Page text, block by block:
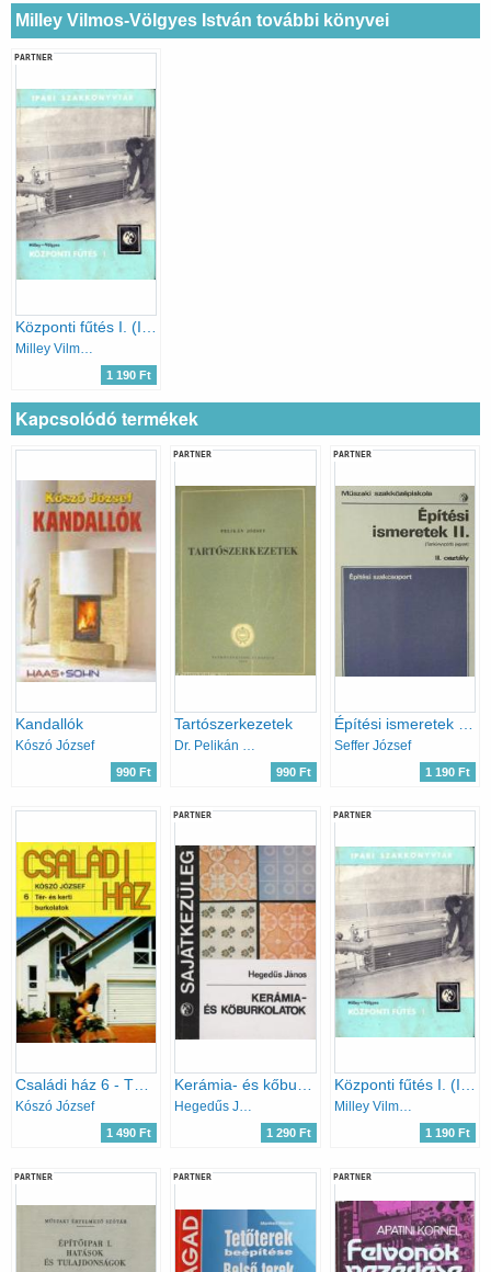
Milley Vilmos-Völgyes István további könyvei
PARTNER
1 190 Ft
Kapcsolódó termékek
Kandallók
Kószó József
990 Ft
PARTNER
Tartószerkezetek
990 Ft
PARTNER
Seffer József
1 190 Ft
Családi ház 6 - Tér- és kerti burkolatok
Kószó József
1 490 Ft
PARTNER
Kerámia- és kőburkolatok (Sajátkezűleg)
Hegedűs János
1 290 Ft
PARTNER
Központi fűtés I. (Ipari Szakkönyvtár)
Milley Vilmos-Völgyes István
1 190 Ft
PARTNER PARTNER PARTNER